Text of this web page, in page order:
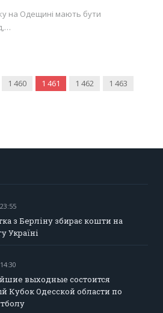
на Одещині мають бути
1 460 1 461 1 462
1 463
з Берліну збирає кошти на
Україні
выходные состоится
Кубок Одесской области по